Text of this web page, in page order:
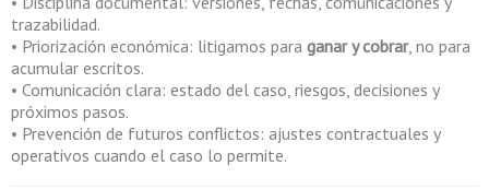
trazabilidad.
• Priorización económica: litigamos para ganar y cobrar, no para
acumular escritos.
• Comunicación clara: estado del caso, riesgos, decisiones y
próximos pasos.
• Prevención de futuros conflictos: ajustes contractuales y
operativos cuando el caso lo permite.